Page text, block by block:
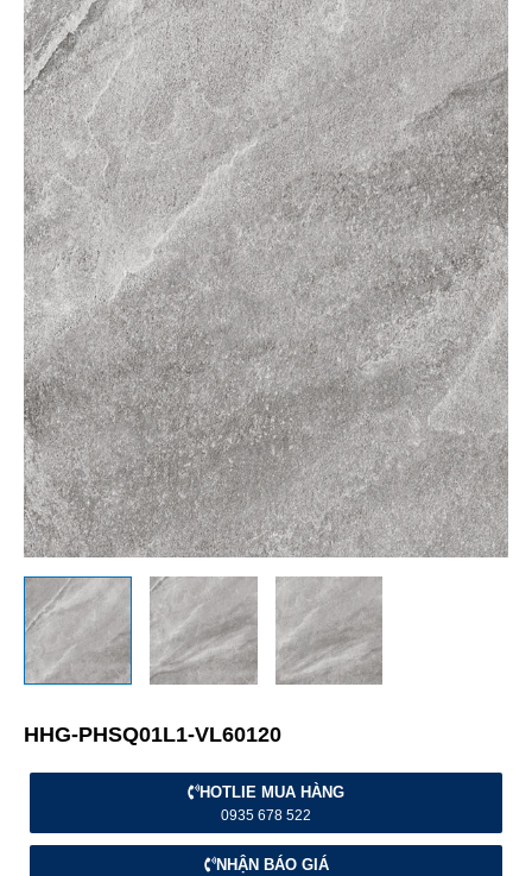
HHG-PHSQ01L1-VL60120
HOTLIE MUA HÀNG
0935 678 522
NHẬN BÁO GIÁ